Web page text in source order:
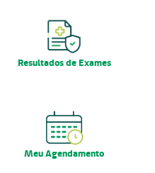
Resultados de Exames
Meu Agendamento